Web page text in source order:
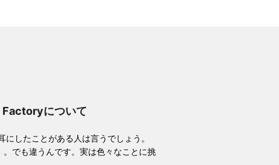
について
にしたことがある人は言うでしょう。
。でも違うんです。実は色々なことに挑